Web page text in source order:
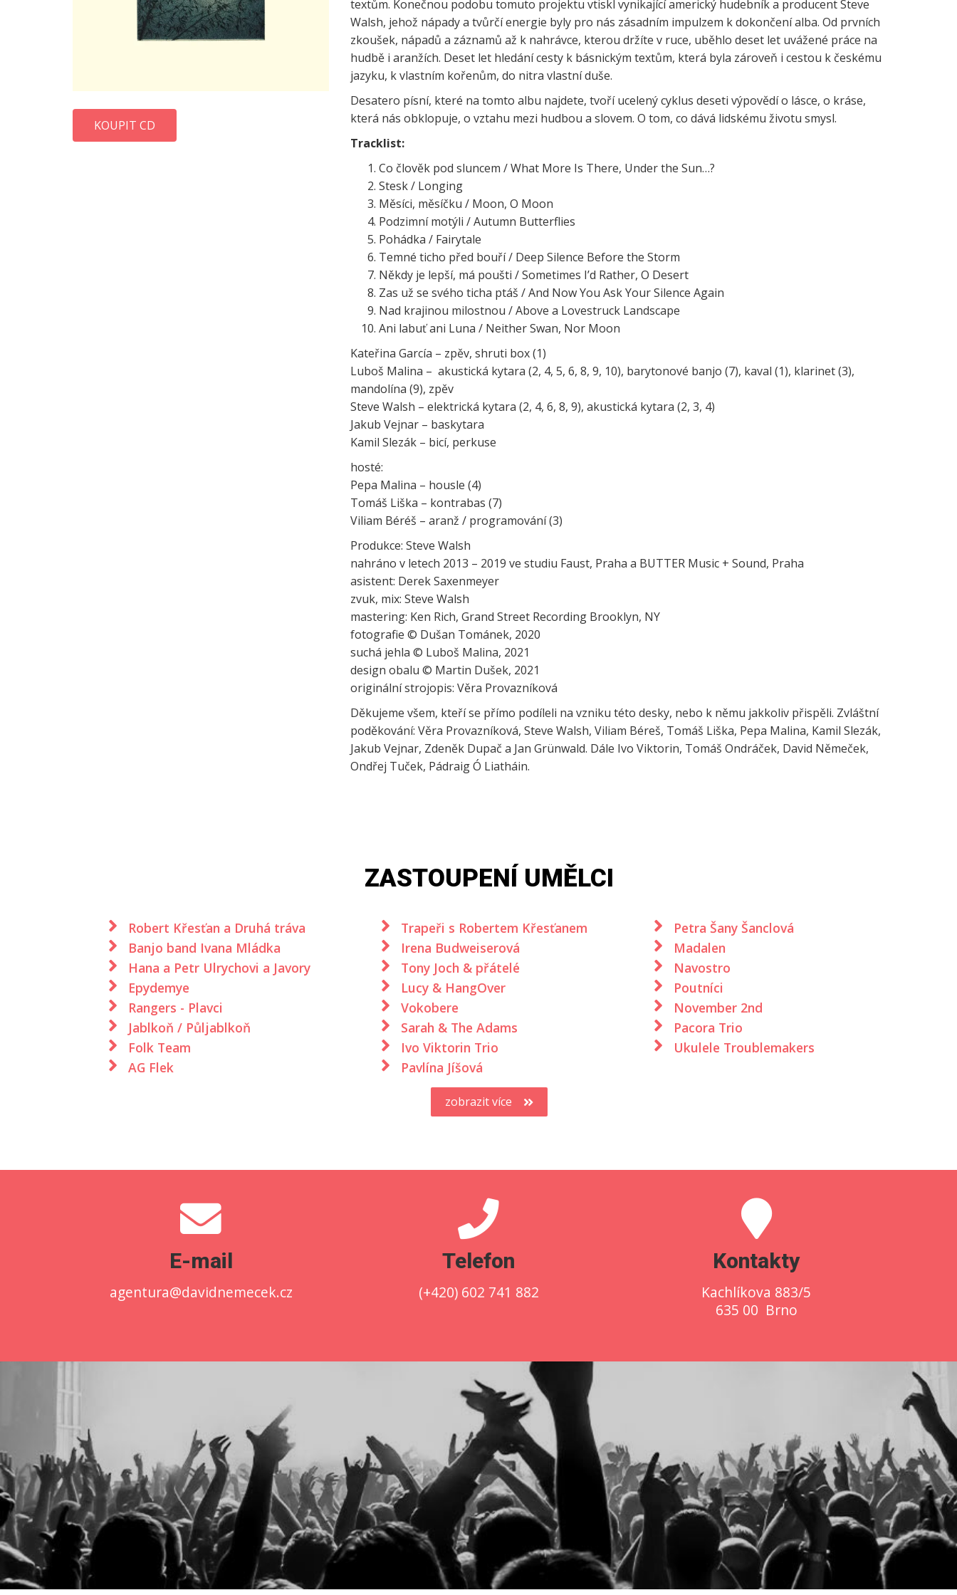
KOUPIT CD
textům. Konečnou podobu tomuto projektu vtiskl vynikající americký hudebník a producent Steve
Walsh, jehož nápady a tvůrčí energie byly pro nás zásadním impulzem k dokončení alba. Od prvních
zkoušek, nápadů a záznamů až k nahrávce, kterou držíte v ruce, uběhlo deset let uvážené práce na
hudbě i aranžích. Deset let hledání cesty k básnickým textům, která byla zároveň i cestou k českému
jazyku, k vlastním kořenům, do nitra vlastní duše.
Desatero písní, které na tomto albu najdete, tvoří ucelený cyklus deseti výpovědí o lásce, o kráse,
která nás obklopuje, o vztahu mezi hudbou a slovem. O tom, co dává lidskému životu smysl.
Tracklist:
Co člověk pod sluncem / What More Is There, Under the Sun…?
Stesk / Longing
Měsíci, měsíčku / Moon, O Moon
Podzimní motýli / Autumn Butterflies
Pohádka / Fairytale
Temné ticho před bouří / Deep Silence Before the Storm
Někdy je lepší, má poušti / Sometimes I’d Rather, O Desert
Zas už se svého ticha ptáš / And Now You Ask Your Silence Again
Nad krajinou milostnou / Above a Lovestruck Landscape
Ani labuť ani Luna / Neither Swan, Nor Moon
Kateřina García – zpěv, shruti box (1)
Luboš Malina – akustická kytara (2, 4, 5, 6, 8, 9, 10), barytonové banjo (7), kaval (1), klarinet (3),
mandolína (9), zpěv
Steve Walsh – elektrická kytara (2, 4, 6, 8, 9), akustická kytara (2, 3, 4)
Jakub Vejnar – baskytara
Kamil Slezák – bicí, perkuse
hosté:
Pepa Malina – housle (4)
Tomáš Liška – kontrabas (7)
Viliam Béréš – aranž / programování (3)
Produkce: Steve Walsh
nahráno v letech 2013 – 2019 ve studiu Faust, Praha a BUTTER Music + Sound, Praha
asistent: Derek Saxenmeyer
zvuk, mix: Steve Walsh
mastering: Ken Rich, Grand Street Recording Brooklyn, NY
fotografie © Dušan Tománek, 2020
suchá jehla © Luboš Malina, 2021
design obalu © Martin Dušek, 2021
originální strojopis: Věra Provazníková
Děkujeme všem, kteří se přímo podíleli na vzniku této desky, nebo k němu jakkoliv přispěli. Zvláštní
poděkování: Věra Provazníková, Steve Walsh, Viliam Béreš, Tomáš Liška, Pepa Malina, Kamil Slezák,
Jakub Vejnar, Zdeněk Dupač a Jan Grünwald. Dále Ivo Viktorin, Tomáš Ondráček, David Němeček,
Ondřej Tuček, Pádraig Ó Liatháin.
ZASTOUPENÍ UMĚLCI
Robert Křesťan a Druhá tráva
Banjo band Ivana Mládka
Hana a Petr Ulrychovi a Javory
Epydemye
Rangers - Plavci
Jablkoň / Půljablkoň
Folk Team
AG Flek
Trapeři s Robertem Křesťanem
Irena Budweiserová
Tony Joch & přátelé
Lucy & HangOver
Vokobere
Sarah & The Adams
Ivo Viktorin Trio
Pavlína Jíšová
Petra Šany Šanclová
Madalen
Navostro
Poutníci
November 2nd
Pacora Trio
Ukulele Troublemakers
zobrazit více
E-mail
agentura@davidnemecek.cz
Telefon
(+420) 602 741 882
Kontakty
Kachlíkova 883/5
635 00 Brno